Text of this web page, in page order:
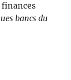
finances
bancs du